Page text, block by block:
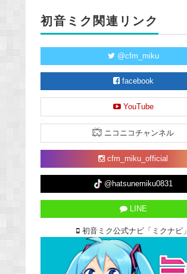
初音ミク関連リンク
@cfm_miku
facebook
YouTube
ニコニコチャンネル
cfm_miku_official
@hatsunemiku0831
LINE
初音ミク公式ナビ「ミクナビ」